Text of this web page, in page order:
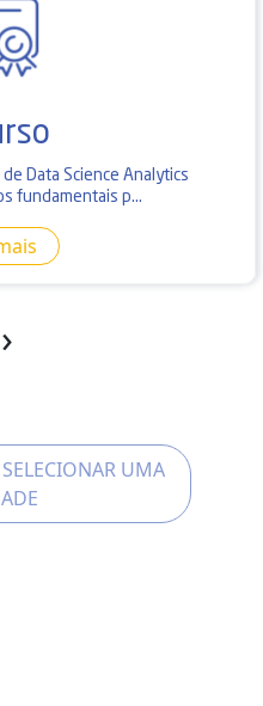
Data Science Analytics
fundamentais p...
›
UMA